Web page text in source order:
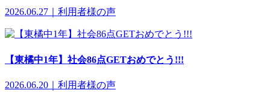
2026.06.27｜利用者様の声
【東橘中1年】社会86点GETおめでとう!!!
2026.06.20｜利用者様の声